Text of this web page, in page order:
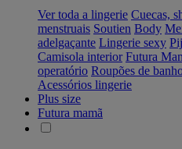
Ver toda a lingerie Cuecas,
menstruais Soutien Body
adelgaçante Lingerie sexy
Camisola interior Futura
operatório Roupões de
Acessórios lingerie
Plus size
Futura mamã